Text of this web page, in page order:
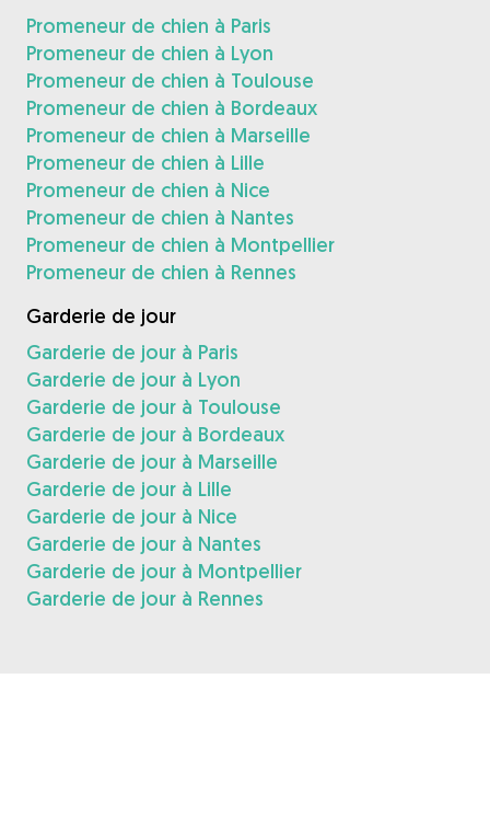
Promeneur de chien à Paris
Promeneur de chien à Lyon
Promeneur de chien à Toulouse
Promeneur de chien à Bordeaux
Promeneur de chien à Marseille
Promeneur de chien à Lille
Promeneur de chien à Nice
Promeneur de chien à Nantes
Promeneur de chien à Montpellier
Promeneur de chien à Rennes
Garderie de jour
Garderie de jour à Paris
Garderie de jour à Lyon
Garderie de jour à Toulouse
Garderie de jour à Bordeaux
Garderie de jour à Marseille
Garderie de jour à Lille
Garderie de jour à Nice
Garderie de jour à Nantes
Garderie de jour à Montpellier
Garderie de jour à Rennes